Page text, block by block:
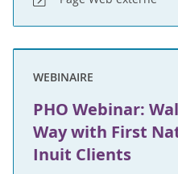
WEBINAIRE
PHO Webinar:
Way with First
Inuit Clients